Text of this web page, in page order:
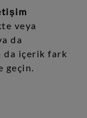
veya
da
içerik fark
geçin.